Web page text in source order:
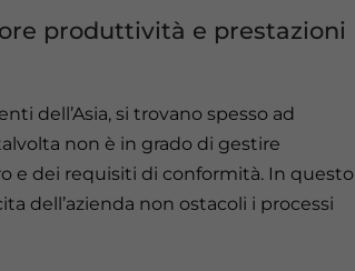
produttività e prestazioni
dell’Asia, si trovano spesso ad
non è in grado di gestire
e dei requisiti di conformità. In questo
dell’azienda non ostacoli i processi